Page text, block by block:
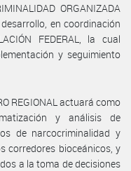
ORGANIZADA
en coordinación
FEDERAL, la cual
y seguimiento
REGIONAL actuará como
y análisis de
de narcocriminalidad y
corredores bioceánicos, y
a la toma de decisiones